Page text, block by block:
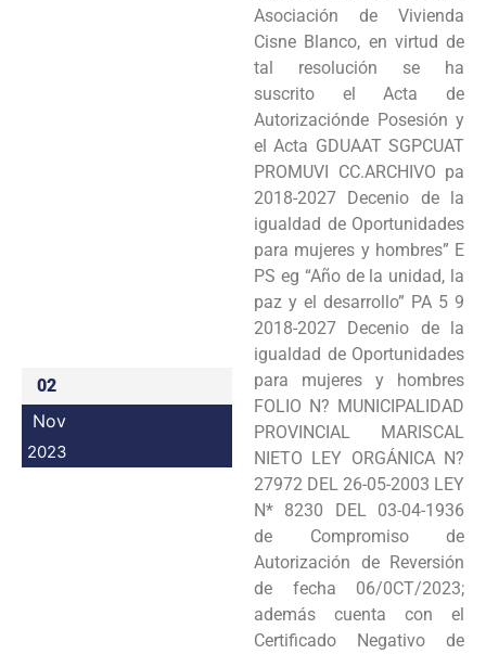
02
Nov
2023
Asociación de Vivienda
Cisne Blanco, en virtud de
tal resolución se ha
suscrito el Acta de
Autorizaciónde Posesión y
el Acta GDUAAT SGPCUAT
PROMUVI CC.ARCHIVO pa
2018-2027 Decenio de la
igualdad de Oportunidades
para mujeres y hombres” E
PS eg “Año de la unidad, la
paz y el desarrollo” PA 5 9
2018-2027 Decenio de la
igualdad de Oportunidades
para mujeres y hombres
FOLIO N? MUNICIPALIDAD
PROVINCIAL MARISCAL
NIETO LEY ORGÁNICA N?
27972 DEL 26-05-2003 LEY
N* 8230 DEL 03-04-1936
de Compromiso de
Autorización de Reversión
de fecha 06/0CT/2023;
además cuenta con el
Certificado Negativo de